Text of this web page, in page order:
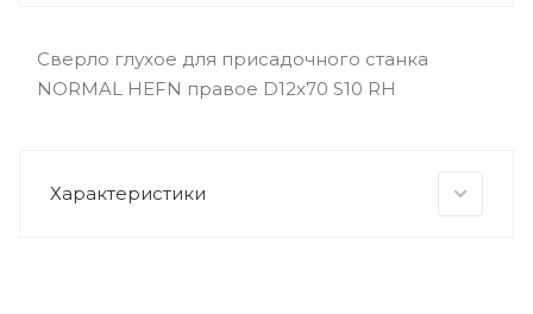
Сверло глухое для присадочного станка
NORMAL HEFN правое D12x70 S10 RH
Характеристики